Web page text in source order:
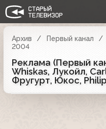
Архив Первый канал
2004
Реклама (Первый
Whiskas, Лукойл,
Фругурт, Юкос,